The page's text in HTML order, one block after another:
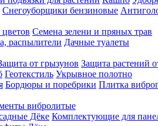
Снегоуборщики бензиновые
Семена зелени и пряных трав
распылители Дачные туалеты
от грызунов Защита растений
Геотекстиль Укрывное полотно
Бордюры и поребрики Плитка
вибролитые
Дёке Комплектующие для